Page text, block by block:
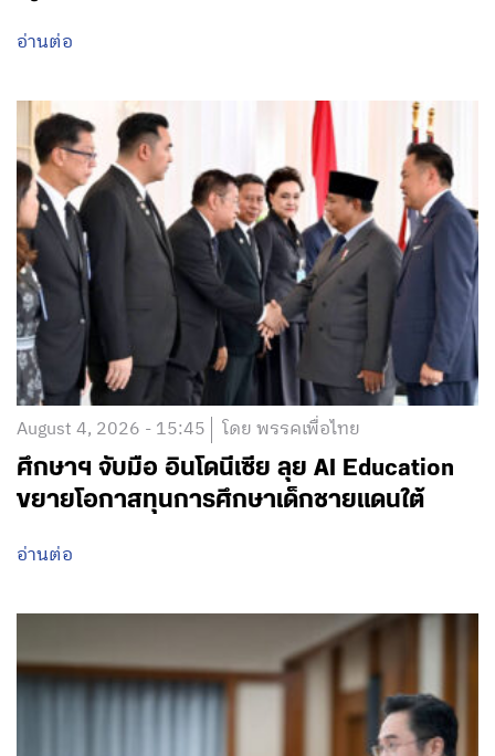
อ่านต่อ
August 4, 2026 - 15:45 โดย พรรคเพื่อไทย
ศึกษาฯ จับมือ อินโดนีเซีย ลุย AI Education
ขยายโอกาสทุนการศึกษาเด็กชายแดนใต้
อ่านต่อ